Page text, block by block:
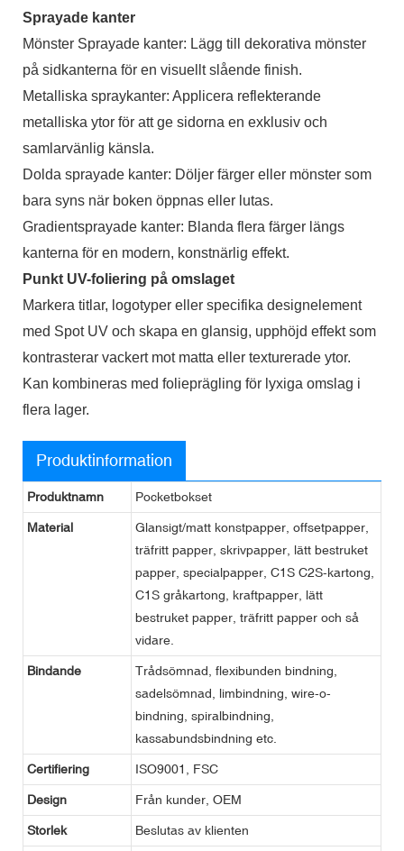
Sprayade kanter
Mönster Sprayade kanter: Lägg till dekorativa mönster
på sidkanterna för en visuellt slående finish.
Metalliska spraykanter: Applicera reflekterande
metalliska ytor för att ge sidorna en exklusiv och
samlarvänlig känsla.
Dolda sprayade kanter: Döljer färger eller mönster som
bara syns när boken öppnas eller lutas.
Gradientsprayade kanter: Blanda flera färger längs
kanterna för en modern, konstnärlig effekt.
Punkt UV-foliering på omslaget
Markera titlar, logotyper eller specifika designelement
med Spot UV och skapa en glansig, upphöjd effekt som
kontrasterar vackert mot matta eller texturerade ytor.
Kan kombineras med folieprägling för lyxiga omslag i
flera lager.
Produktinformation
Produktnamn Pocketbokset
Material
Glansigt/matt konstpapper, offsetpapper,
träfritt papper, skrivpapper, lätt bestruket
papper, specialpapper, C1S C2S-kartong,
C1S gråkartong, kraftpapper, lätt
bestruket papper, träfritt papper och så
vidare.
Bindande
Trådsömnad, flexibunden bindning,
sadelsömnad, limbindning, wire-o-
bindning, spiralbindning,
kassabundsbindning etc.
Certifiering ISO9001, FSC
Design Från kunder, OEM
Storlek Beslutas av klienten